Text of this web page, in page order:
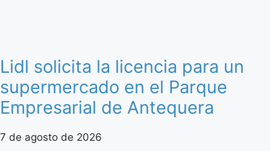
Lidl solicita la licencia para un
supermercado en el Parque
Empresarial de Antequera
7 de agosto de 2026